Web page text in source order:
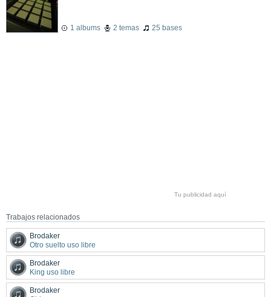
1 albums 2 temas 25 bases
Tu publicidad aquí
Trabajos relacionados
Brodaker
Otro suelto uso libre
Brodaker
King uso libre
Brodaker